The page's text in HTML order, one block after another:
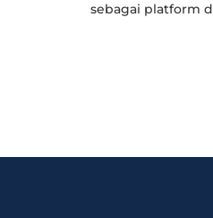
sebagai platform